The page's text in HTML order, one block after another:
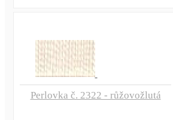
Perlovka č. 2322 - růžovožlutá